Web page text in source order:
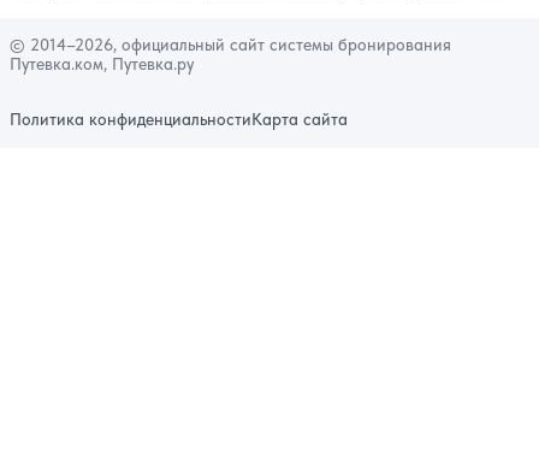
© 2014–2026, официальный сайт системы бронирования
Путевка.ком, Путевка.ру
Политика конфиденциальностиКарта сайта